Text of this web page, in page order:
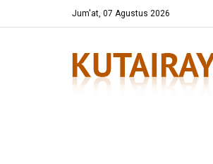
Jum'at, 07 Agustus 2026